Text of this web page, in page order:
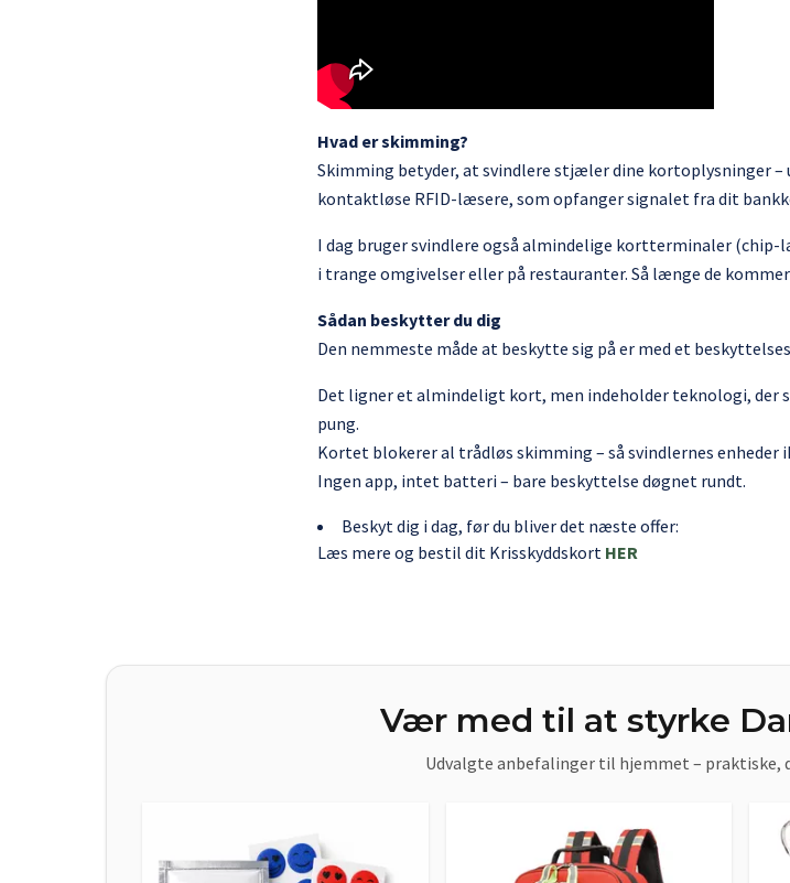
Hvad er skimming?
Skimming betyder, at svindlere stjæler dine kortoplysninger –
kontaktløse RFID-læsere, som opfanger signalet fra dit
I dag bruger svindlere også almindelige kortterminaler
i trange omgivelser eller på restauranter. Så længe de
Sådan beskytter du dig
Den nemmeste måde at beskytte sig på er med et
Det ligner et almindeligt kort, men indeholder teknologi,
pung.
Kortet blokerer al trådløs skimming – så svindlernes
Ingen app, intet batteri – bare beskyttelse døgnet rundt.
Beskyt dig i dag, før du bliver det næste offer:
Læs mere og bestil dit Krisskyddskort HER
Vær med til at styrke
Udvalgte anbefalinger til hjemmet –